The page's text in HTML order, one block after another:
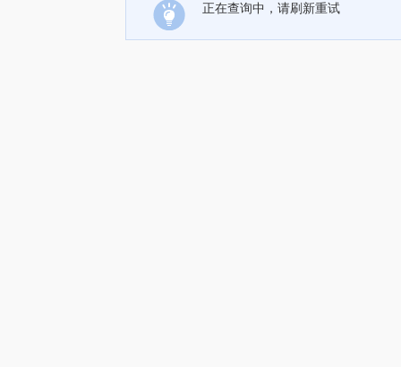
正在查询中，请刷新重试